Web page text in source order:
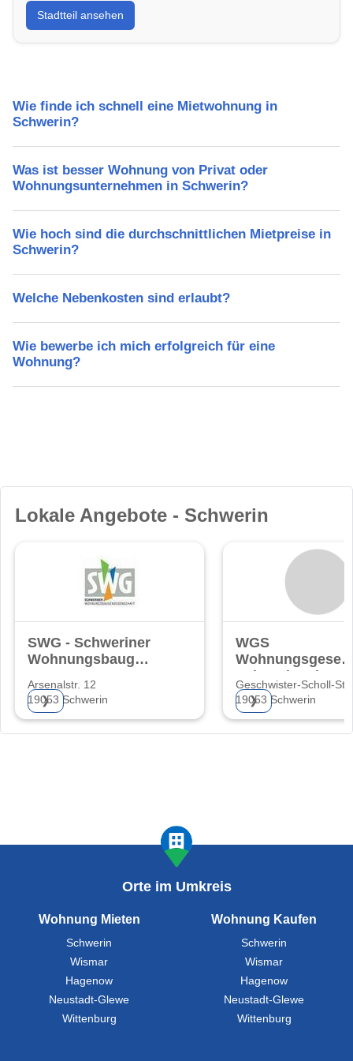
Lebensqualität, Verkehrsanbindung, Schulen,
Freizeitmöglichkeiten und Mietpreise.
Stadtteil ansehen
Wie finde ich schnell eine Mietwohnung in
Schwerin?
Was ist besser Wohnung von Privat oder
Wohnungsunternehmen in Schwerin?
Wie hoch sind die durchschnittlichen Mietpreise in
Schwerin?
Welche Nebenkosten sind erlaubt?
Wie bewerbe ich mich erfolgreich für eine
Wohnung?
Lokale Angebote - Schwerin
SWG - Schweriner
Wohnungsbaugenossenschaft
Arsenalstr. 12
19053 Schwerin
❯
WGS
Schwerin mbH
Geschwister-Scholl-
19053 Schwerin
❯
Orte im Umkreis
Wohnung Mieten
Schwerin
Wismar
Hagenow
Neustadt-Glewe
Wittenburg
Wohnung Kaufen
Schwerin
Wismar
Hagenow
Neustadt-Glewe
Wittenburg